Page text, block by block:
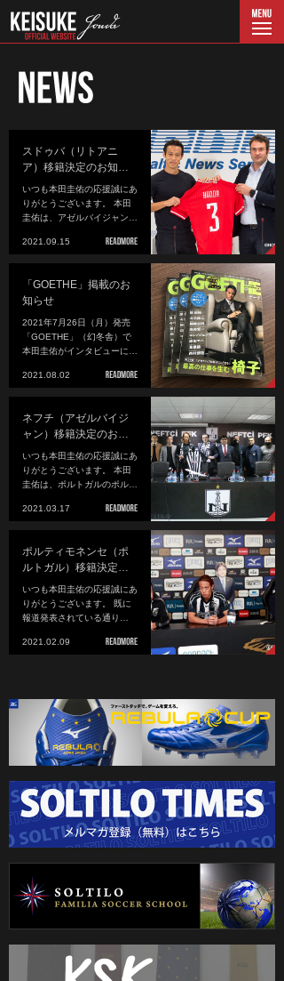
スドゥバ（リトアニ
ア）移籍決定のお知…
いつも本田圭佑の応援誠にあ
りがとうございます。 本田
圭佑は、アゼルバイジャン…
2021.09.15
「GOETHE」掲載のお
知らせ
2021年7月26日（月）発売
「GOETHE」（幻冬舎）で
本田圭佑がインタビューに…
2021.08.02
ネフチ（アゼルバイジ
ャン）移籍決定のお…
いつも本田圭佑の応援誠にあ
りがとうございます。 本田
圭佑は、ポルトガルのポル…
2021.03.17
ポルティモネンセ（ポ
ルトガル）移籍決定…
いつも本田圭佑の応援誠にあ
りがとうございます。 既に
報道発表されている通り…
2021.02.09